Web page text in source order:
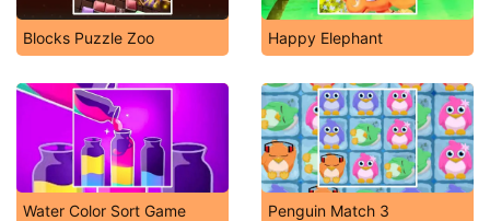
Blocks Puzzle Zoo Happy Elephant
Water Color Sort Game Penguin Match 3